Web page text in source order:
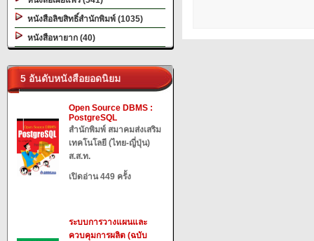
หนังสือลิขสิทธิ์สำนักพิมพ์ (1035)
หนังสือหายาก (40)
5 อันดับหนังสือยอดนิยม
Open Source DBMS :
PostgreSQL
สำนักพิมพ์ สมาคมส่งเสริม
เทคโนโลยี (ไทย-ญี่ปุ่น)
ส.ส.ท.
เปิดอ่าน 449 ครั้ง
ระบบการวางแผนและ
ควบคุมการผลิต (ฉบับ